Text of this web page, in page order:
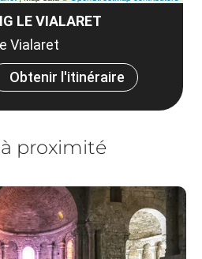
LE VIALARET
Vialaret
Obtenir l'itinéraire
proximité